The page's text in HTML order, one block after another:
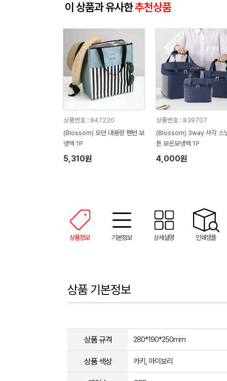
이 상품과 유사한추천상품
상품번호 : 847220
(Blossom) 모던 대용량 팬턴 보
냉백 1P
5,310원
상품번호 : 839707
(Blossom) 3way 사각 스
튼 보온보냉백 1P
4,000원
상품정보 기본정보 상세설명 인쇄샘플
상품 기본정보
상품 규격 280*190*250mm
상품 색상 카키, 아이보리